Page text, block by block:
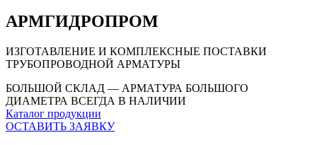
АРМГИДРОПРОМ
ИЗГОТАВЛЕНИЕ И КОМПЛЕКСНЫЕ ПОСТАВКИ
ТРУБОПРОВОДНОЙ АРМАТУРЫ
БОЛЬШОЙ СКЛАД — АРМАТУРА БОЛЬШОГО
ДИАМЕТРА ВСЕГДА В НАЛИЧИИ
Каталог продукции
ОСТАВИТЬ ЗАЯВКУ